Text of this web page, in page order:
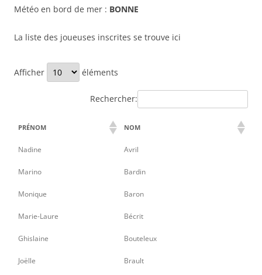
Météo en bord de mer : BONNE
La liste des joueuses inscrites se trouve ici
Afficher éléments
Rechercher:
PRÉNOM NOM
Nadine Avril
Marino Bardin
Monique Baron
Marie-Laure Bécrit
Ghislaine Bouteleux
Joëlle Brault